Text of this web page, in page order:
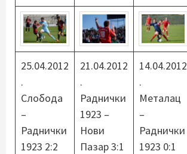
25.04.2012
.
Слобода
–
Раднички
1923 2:2
21.04.2012
.
Раднички
1923 –
Нови
Пазар 3:1
14.04.2012
.
Металац
–
Раднички
1923 0:1